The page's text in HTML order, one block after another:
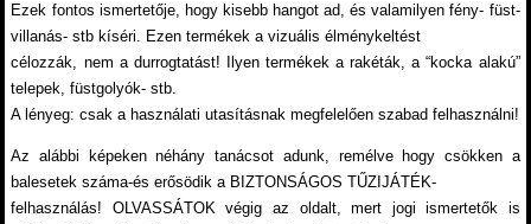
Ezek fontos ismertetője, hogy kisebb hangot ad, és valamilyen fény- füst-
villanás- stb kíséri. Ezen termékek a vizuális élménykeltést
célozzák, nem a durrogtatást! Ilyen termékek a rakéták, a “kocka alakú”
telepek, füstgolyók- stb.
A lényeg: csak a használati utasításnak megfelelően szabad felhasználni!
Az alábbi képeken néhány tanácsot adunk, remélve hogy csökken a
balesetek száma-és erősödik a BIZTONSÁGOS TŰZIJÁTÉK-
felhasználás! OLVASSÁTOK végig az oldalt, mert jogi ismertetők is